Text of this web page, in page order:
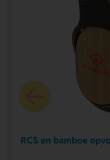
RCS en bamboe